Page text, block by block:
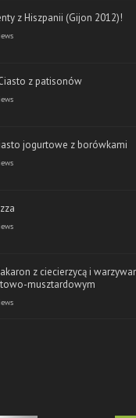
z Hiszpanii (Gijon 2012)!
z patisonów
jogurtowe z borówkami
z ciecierzycą i
musztardowym